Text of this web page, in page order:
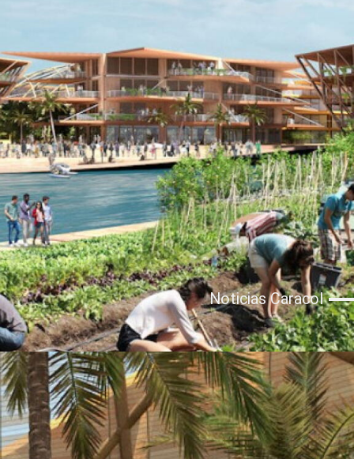
Noticias Caracol